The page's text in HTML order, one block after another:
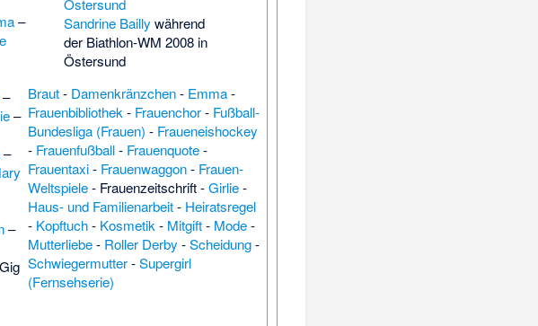
–
–
–
–
–
Sandrine Bailly während
der Biathlon-WM 2008 in
Östersund
Braut- Damenkränzchen- Emma-
Frauenbibliothek - Frauenchor- Fußball-
Bundesliga (Frauen) - Fraueneishockey
- Frauenfußball- Frauenquote-
Frauentaxi- Frauenwaggon- Frauen-
Weltspiele- Frauenzeitschrift-Girlie-
Haus- und Familienarbeit- Heiratsregel
- Kopftuch- Kosmetik - Mitgift- Mode-
Mutterliebe- Roller Derby -Scheidung-
Schwiegermutter-Supergirl
(Fernsehserie)